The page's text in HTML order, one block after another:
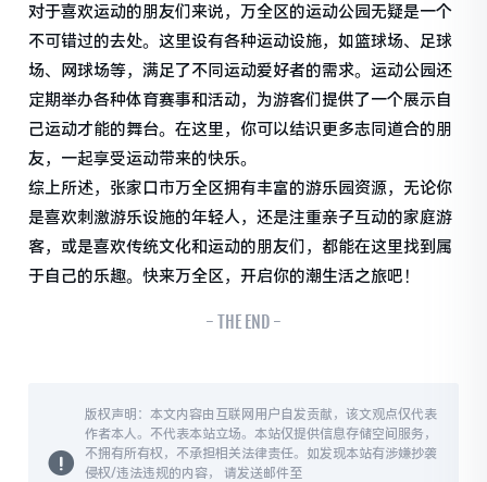
对于喜欢运动的朋友们来说，万全区的运动公园无疑是一个
不可错过的去处。这里设有各种运动设施，如篮球场、足球
场、网球场等，满足了不同运动爱好者的需求。运动公园还
定期举办各种体育赛事和活动，为游客们提供了一个展示自
己运动才能的舞台。在这里，你可以结识更多志同道合的朋
友，一起享受运动带来的快乐。
综上所述，张家口市万全区拥有丰富的游乐园资源，无论你
是喜欢刺激游乐设施的年轻人，还是注重亲子互动的家庭游
客，或是喜欢传统文化和运动的朋友们，都能在这里找到属
于自己的乐趣。快来万全区，开启你的潮生活之旅吧！
- THE END -
版权声明：本文内容由互联网用户自发贡献，该文观点仅代表
作者本人。不代表本站立场。本站仅提供信息存储空间服务，
不拥有所有权，不承担相关法律责任。如发现本站有涉嫌抄袭
侵权/违法违规的内容， 请发送邮件至